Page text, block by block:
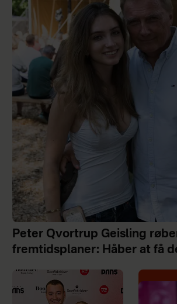
Peter Qvortrup Geisling
fremtidsplaner: Håber at få